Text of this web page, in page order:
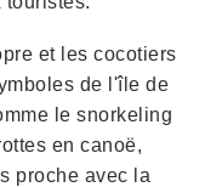
et les cocotiers
de l'île de
le snorkeling
en canoë,
proche avec la